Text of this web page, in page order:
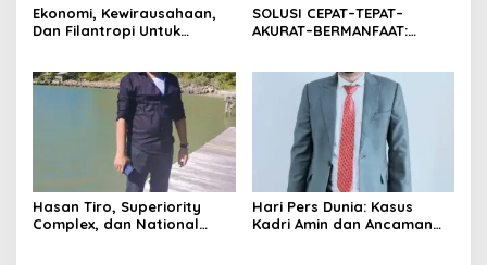
Ekonomi, Kewirausahaan,
Dan Filantropi Untuk
SOLUSI CEPAT–TEPAT–
AKURAT–BERMANFAAT:
Hasan Tiro, Superiority
Complex, dan National
Hari Pers Dunia: Kasus
Kadri Amin dan Ancaman